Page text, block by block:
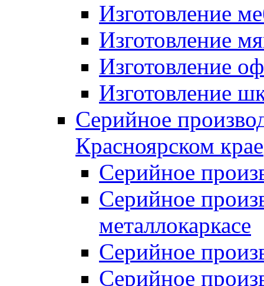
Изготовление
Изготовление
Изготовление
Изготовление
Серийное
Красноярском крае
Серийное
Серийное
металлокаркасе
Серийное
Серийное